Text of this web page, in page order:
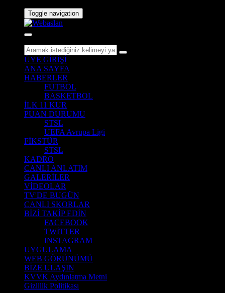
Toggle navigation
ÜYE GİRİŞİ
ANA SAYFA
HABERLER
FUTBOL
BASKETBOL
İLK 11 KUR
PUAN DURUMU
STSL
UEFA Avrupa Ligi
FİKSTÜR
STSL
KADRO
CANLI ANLATIM
GALERİLER
VİDEOLAR
TV'DE BUGÜN
CANLI SKORLAR
BİZİ TAKİP EDİN
FACEBOOK
TWİTTER
INSTAGRAM
UYGULAMA
WEB GÖRÜNÜMÜ
BİZE ULAŞIN
KVVK Aydınlatma Metni
Gizlilik Politikası